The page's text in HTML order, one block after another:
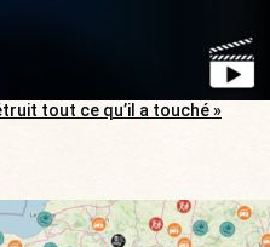
tout ce qu’il a touché »